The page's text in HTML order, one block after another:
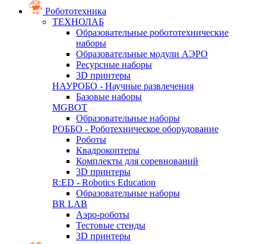
Робототехника
ТЕХНОЛАБ
Образовательные робототехнические
наборы
Образовательные модули АЭРО
Ресурсные наборы
3D принтеры
НАУРОБО - Научные развлечения
Базовые наборы
MGBOT
Образовательные наборы
РОББО - Роботехническое оборудование
Роботы
Квадрокоптеры
Комплекты для соревнований
3D принтеры
R:ED - Robotics Education
Образовательные наборы
BR LAB
Аэро-роботы
Тестовые стенды
3D принтеры